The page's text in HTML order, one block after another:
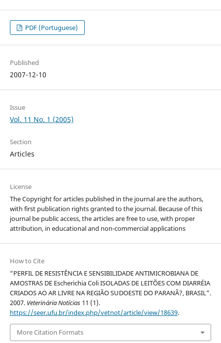
PDF (Portuguese)
Published
2007-12-10
Issue
Vol. 11 No. 1 (2005)
Section
Articles
License
The Copyright for articles published in the journal are the authors,
with first publication rights granted to the journal. Because of this
journal be public access, the articles are free to use, with proper
attribution, in educational and non-commercial applications
How to Cite
“PERFIL DE RESISTÊNCIA E SENSIBILIDADE ANTIMICROBIANA DE
AMOSTRAS DE Escherichia Coli ISOLADAS DE LEITÕES COM DIARRÉIA
CRIADOS AO AR LIVRE NA REGIÃO SUDOESTE DO PARANÃ?, BRASIL”.
2007. Veterinária Notícias11 (1).
https://seer.ufu.br/index.php/vetnot/article/view/18639.
More Citation Formats